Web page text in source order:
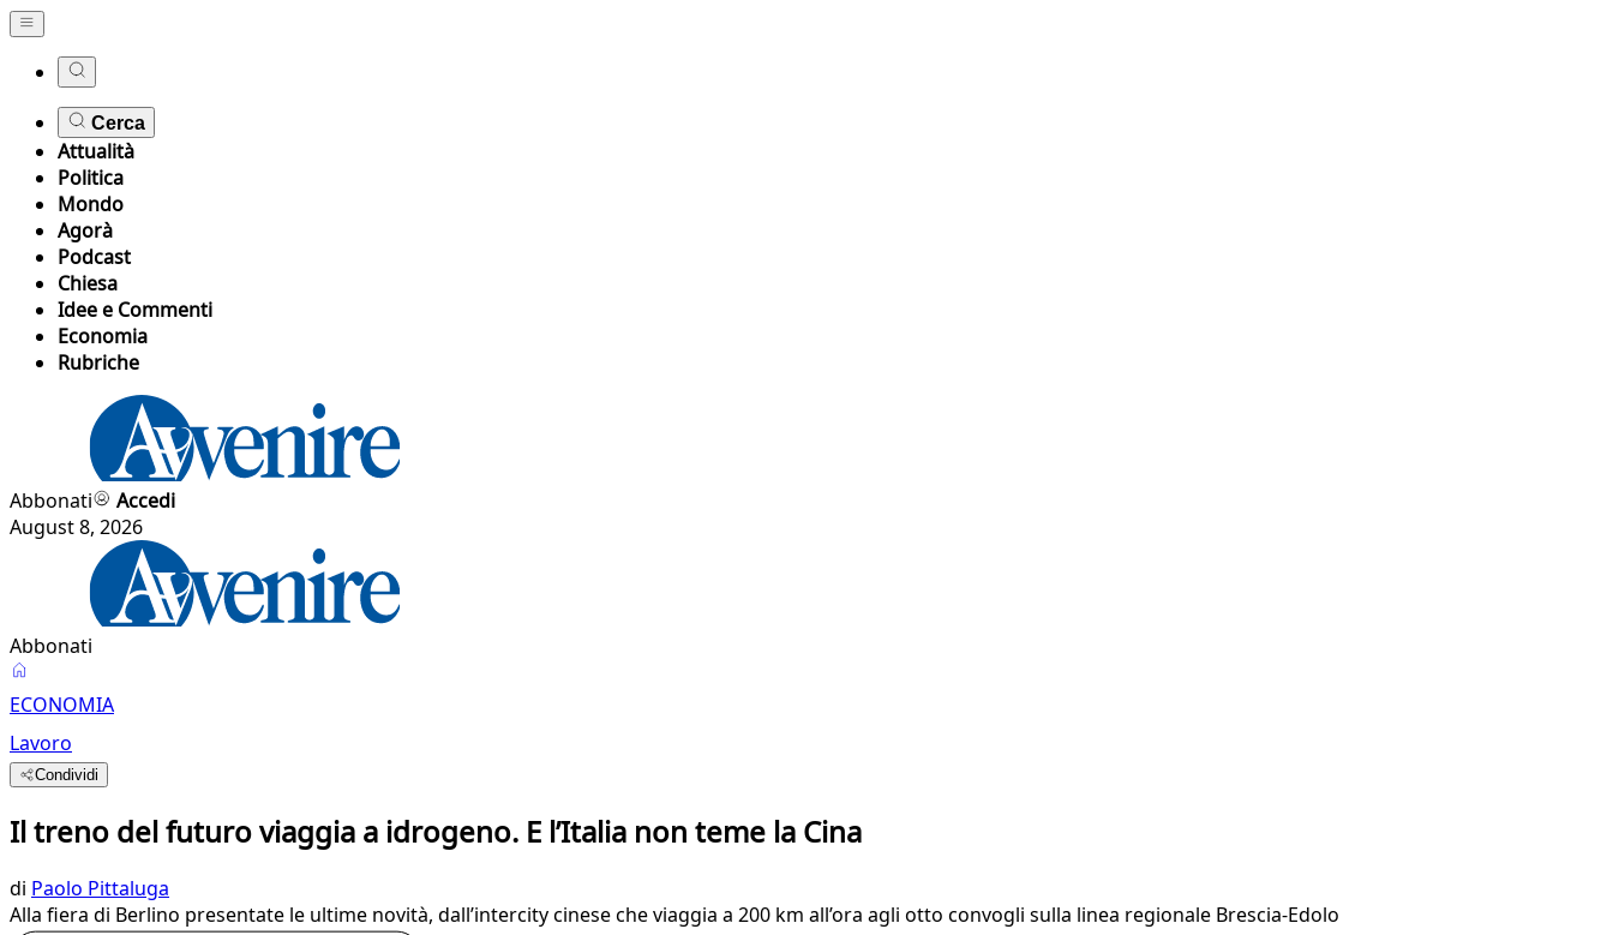
Cerca
Attualità
Politica
Mondo
Agorà
Podcast
Chiesa
Idee e Commenti
Economia
Rubriche
Abbonati
Accedi
August 8, 2026
Abbonati
ECONOMIA
Lavoro
Condividi
Il treno del futuro viaggia a idrogeno. E l’Italia non teme la Cina
di Paolo Pittaluga
Alla fiera di Berlino presentate le ultime novità, dall’intercity cinese che viaggia a 200 km all’ora agli otto convogli sulla linea regionale Brescia-Edolo